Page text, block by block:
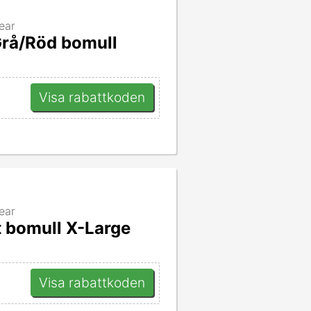
Röd bomull
Visa rabattkoden
bomull X-Large
Visa rabattkoden